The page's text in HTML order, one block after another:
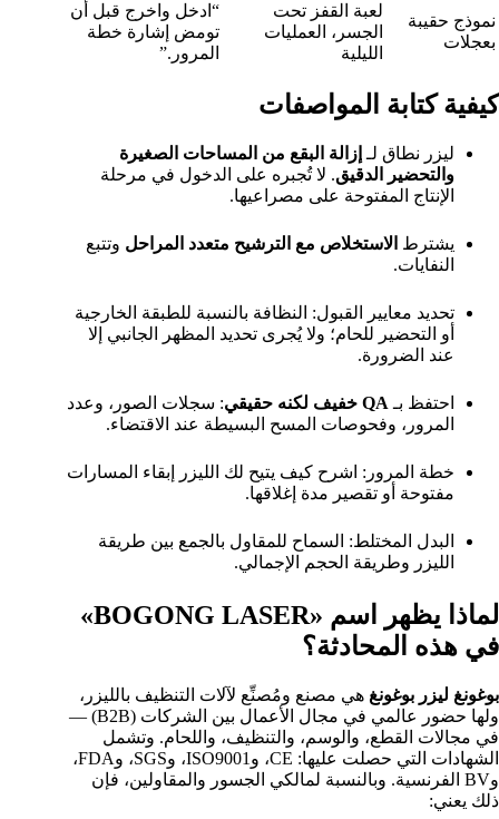
نموذج حقيبة
بعجلات
لعبة القفز تحت
الجسر، العمليات
الليلية
“ادخل واخرج قبل أن
تومض إشارة خطة
المرور.”
كيفية كتابة المواصفات
ليزر نطاق لـ إزالة البقع من المساحات الصغيرة
والتحضير الدقيق. لا تُجبره على الدخول في مرحلة
الإنتاج المفتوحة على مصراعيها.
يشترط الاستخلاص مع الترشيح متعدد المراحل وتتبع
النفايات.
تحديد معايير القبول: النظافة بالنسبة للطبقة الخارجية
أو التحضير للحام؛ ولا يُجرى تحديد المظهر الجانبي إلا
عند الضرورة.
احتفظ بـ QA خفيف لكنه حقيقي
: سجلات الصور، وعدد
المرور، وفحوصات المسح البسيطة عند الاقتضاء.
خطة المرور: اشرح كيف يتيح لك الليزر إبقاء المسارات
مفتوحة أو تقصير مدة إغلاقها.
البدل المختلط: السماح للمقاول بالجمع بين طريقة
الليزر وطريقة الحجم الإجمالي.
لماذا يظهر اسم «BOGONG LASER»
في هذه المحادثة؟
بوغونغ ليزر بوغونغ هي مصنع ومُصنِّع لآلات التنظيف بالليزر،
ولها حضور عالمي في مجال الأعمال بين الشركات (B2B) —
في مجالات القطع، والوسم، والتنظيف، واللحام. وتشمل
الشهادات التي حصلت عليها: CE، وISO9001، وSGS، وFDA،
وBV الفرنسية. وبالنسبة لمالكي الجسور والمقاولين، فإن
ذلك يعني: